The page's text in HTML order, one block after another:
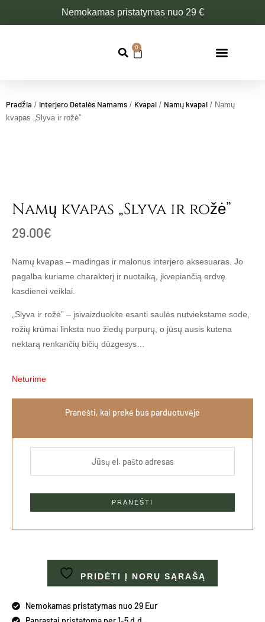
Nemokamas pristatymas nuo 29 €
0
Cart
Pradžia / Interjero Detalės Namams / Kvapai / Namų kvapai / Namų
kvapas „Slyva ir rožė”
Namų kvapas „Slyva ir rožė”
29.00€
Namų kvapas – madingas ir malonus interjero aksesuaras. Jo
pagalba kuriame charakterį ir nuotaiką, įkvepiančią erdvę
kasdienei veiklai.
„Slyva ir rožė” – įsivaizduokite esanti saulės nutviekstame sode,
rožių krūmai linksta nuo žiedų purpurų, o jūsų ausis kutena
nektarą renkančių bičių dūzgesys…
Neturime
Pranešti, kai prekė bus parduotuvėje
PRIDĖTI Į NORŲ SĄRAŠĄ
Nemokamas pristatymas nuo 29 Eur